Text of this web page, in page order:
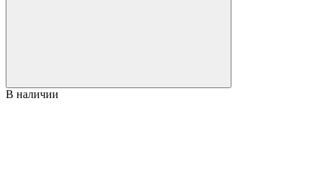
В наличии